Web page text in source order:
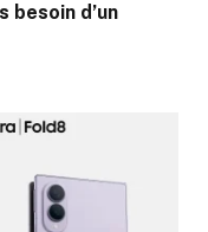
besoin d’un